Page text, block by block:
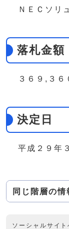
ＮＥＣソリ
落札金額
３６９,３６
決定日
平成２９年
同じ階層の情
ソーシャルサイ